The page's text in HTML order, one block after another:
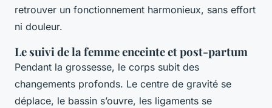
retrouver un fonctionnement harmonieux, sans effort
ni douleur.
Le suivi de la femme enceinte et post-partum
Pendant la grossesse, le corps subit des
changements profonds. Le centre de gravité se
déplace, le bassin s’ouvre, les ligaments se